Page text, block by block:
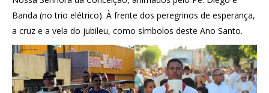
Banda (no trio elétrico). À frente dos peregrinos de esperança,
a cruz e a vela do jubileu, como símbolos deste Ano Santo.